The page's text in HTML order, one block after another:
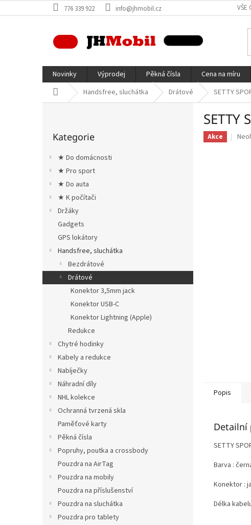
na
776 339 922 info@jhmobil.cz VŠE
Novinky Výprodej Pěkná čísla Cena na míru
Domů Handsfree, sluchátka Drátové SETTY
kategorie
Kategorie
★ Do domácnosti
★ Pro sport
★ Do auta
★ K počítači
Držáky
Gadgets
GPS lokátory
Handsfree, sluchátka
Bezdrátové
Drátové
Konektor 3,5mm jack
Konektor USB-C
Konektor Lightning (Apple)
Redukce
Chytré hodinky
Kabely a redukce
Nabíječky
Náhradní díly
NHL kolekce
Ochranná tvrzená skla
Paměťové karty
Pěkná čísla
Popruhy, poutka a crossbody
Pouzdra na AirTag
Pouzdra na mobily
Pouzdra na příslušenství
Pouzdra na sluchátka
Pouzdra pro tablety
Akce
Popis
Detailní
SETTY
Barva :
Konektor :
Délka